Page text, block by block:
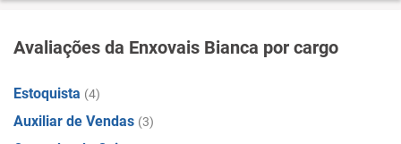
Avaliações da Enxovais Bianca por cargo
Estoquista (4)
Auxiliar de Vendas (3)